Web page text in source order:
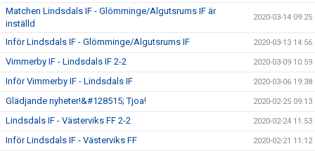
Matchen Lindsdals IF - Glömminge/Algutsrums IF är
inställd
2020-03-14 09:25
Inför Lindsdals IF - Glömminge/Algutsrums IF 2020-03-13 14:56
Vimmerby IF - Lindsdals IF 2-2 2020-03-09 10:59
Inför Vimmerby IF - Lindsdals IF 2020-03-06 19:38
Glädjande nyheter!&#128515; Tjoa! 2020-02-25 09:13
Lindsdals IF - Västerviks FF 2-2 2020-02-24 11:53
Inför Lindsdals IF - Västerviks FF 2020-02-21 11:12